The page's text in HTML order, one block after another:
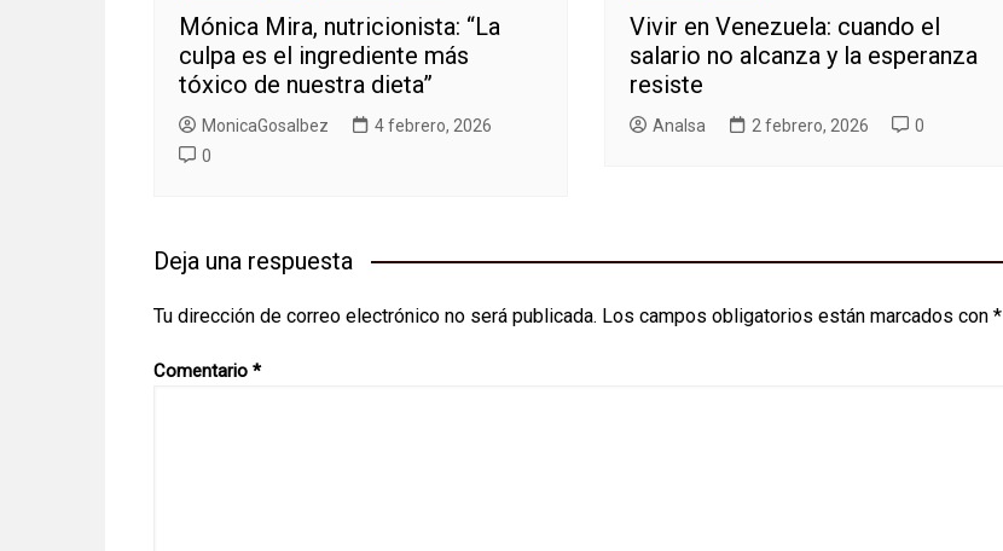
Mónica Mira, nutricionista: “La
culpa es el ingrediente más
tóxico de nuestra dieta”
MonicaGosalbez
4 febrero, 2026
0
Vivir en Venezuela: cuando el
salario no alcanza y la esperanza
resiste
AnaIsa 2 febrero, 2026 0
Deja una respuesta
Tu dirección de correo electrónico no será publicada. Los campos obligatorios están marcados con *
Comentario *